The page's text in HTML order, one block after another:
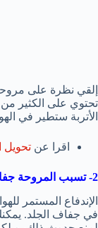
إلقي نظرة على
تحتوي على الكثير من
الأتربة ستطير في
اقرا عن تحويل
2- تسبب المروحة جفاف الجلد
الإندفاع المستمر
في جفاف الجلد.